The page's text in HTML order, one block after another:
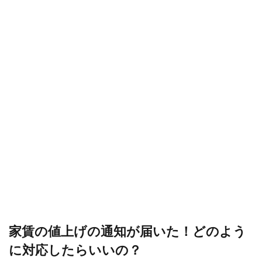
家賃の値上げの通知が届いた！どのよう
に対応したらいいの？